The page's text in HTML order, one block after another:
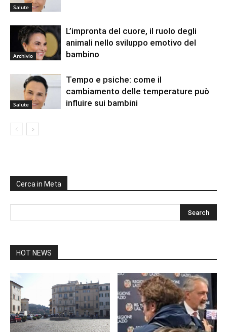
Salute
Archivio
L’impronta del cuore, il ruolo degli
animali nello sviluppo emotivo del
bambino
Salute
Tempo e psiche: come il
cambiamento delle temperature può
influire sui bambini
Cerca in Meta
HOT NEWS